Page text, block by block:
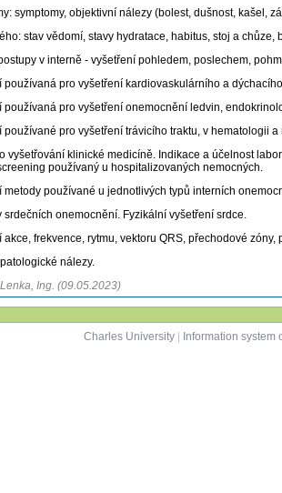
symptomy, objektivní nálezy (bolest, dušnost, kašel,
stav vědomí, stavy hydratace, habitus, stoj a
v interně - vyšetření pohledem, poslechem,
používaná pro vyšetření kardiovaskulárního a
používaná pro vyšetření onemocnění ledvin,
používané pro vyšetření trávicího traktu, v hematologii a
vyšetřování klinické medicíně. Indikace a účelnost
používaný u hospitalizovaných nemocných.
metody používané u jednotlivých typů interních
srdečních onemocnění. Fyzikální vyšetření srdce.
akce, frekvence, rytmu, vektoru QRS, přechodové
nálezy.
Ing. (09.05.2023)
Charles University
Information